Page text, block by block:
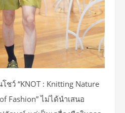
ว์ “KNOT : Knitting Nature
Fashion” ไม่ได้นำเสนอ